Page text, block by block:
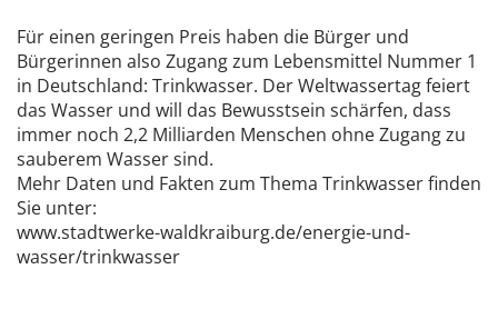
Für einen geringen Preis haben die Bürger und
Bürgerinnen also Zugang zum Lebensmittel Nummer 1
in Deutschland: Trinkwasser. Der Weltwassertag feiert
das Wasser und will das Bewusstsein schärfen, dass
immer noch 2,2 Milliarden Menschen ohne Zugang zu
sauberem Wasser sind.
Mehr Daten und Fakten zum Thema Trinkwasser finden
Sie unter:
www.stadtwerke-waldkraiburg.de/energie-und-
wasser/trinkwasser